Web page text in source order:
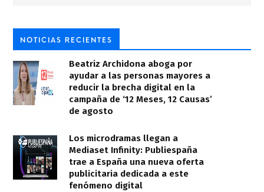
NOTICIAS RECIENTES
Beatriz Archidona aboga por
ayudar a las personas mayores a
reducir la brecha digital en la
campaña de ‘12 Meses, 12 Causas’
de agosto
Los microdramas llegan a
Mediaset Infinity: Publiespaña
trae a España una nueva oferta
publicitaria dedicada a este
fenómeno digital